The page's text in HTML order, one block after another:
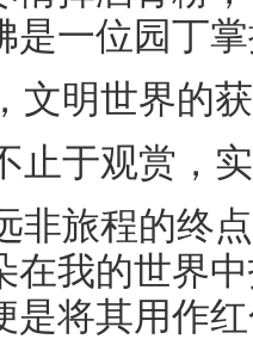
是一位园丁
文明世界的
止于观赏，
非旅程的终
在我的世界
是将其用作